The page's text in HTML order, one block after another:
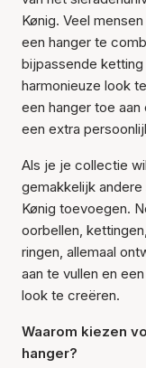
Kønig. Veel
een hanger te
bijpassende ketting
harmonieuze look
een hanger toe
een extra
Als je je collectie
gemakkelijk andere
Kønig toevoegen.
oorbellen,
ringen, allemaal
aan te vullen en
look te creëren.
Waarom kiezen
hanger?